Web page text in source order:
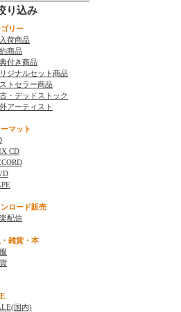
り込み
リー
荷商品
商品
付き商品
ジナルセット商品
トセラー商品
・デッドストック
アーティスト
マット
CD
ロード販売
配信
雑貨・本
国内)